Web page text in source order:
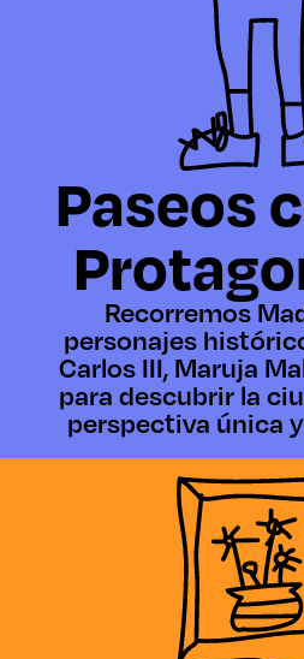
Paseos
Recorremos
personajes
Carlos III, Maruja
para descubrir la
perspectiva única